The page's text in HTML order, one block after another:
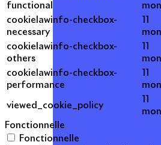
functional
cookielawinfo-checkbox-
necessary
cookielawinfo-checkbox-
others
cookielawinfo-checkbox-
performance
viewed_cookie_policy
Fonctionnelle
Fonctionnelle